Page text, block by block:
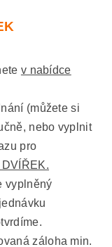
v nabídce
(můžete si
nebo vyplnit
pro
vyplněný
záloha min.